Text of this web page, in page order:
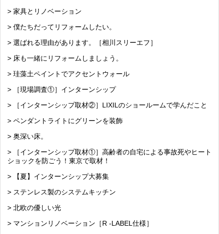
> 家具とリノベーション
> 僕たちだってリフォームしたい。
> 選ばれる理由があります。［相川スリーエフ］
> 床も一緒にリフォームしましょう。
> 珪藻土ペイントでアクセントウォール
> ［現場調査①］インターンシップ
> ［インターンシップ取材②］LIXILのショールームで学んだこと
> ペンダントライトにグリーンを装飾
> 奥深い床。
> ［インターンシップ取材①］高齢者の自宅による事故死やヒート
ショックを防ごう！東京で取材！
> 【夏】インターンシップ大募集
> ステンレス製のシステムキッチン
> 北欧の優しい光
> マンションリノベーション［R -LABEL仕様］